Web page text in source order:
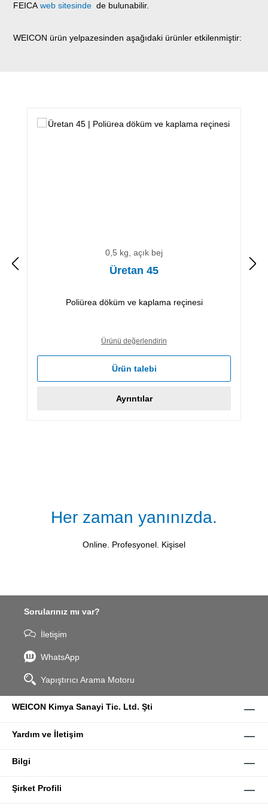
FEICAweb sitesinde de bulunabilir.
WEICON ürün yelpazesinden aşağıdaki ürünler etkilenmiştir:
0,5 kg, açık bej
Üretan 45
Poliürea döküm ve kaplama reçinesi
Ürünü değerlendirin
Ürün talebi
Ayrıntılar
Her zaman yanınızda.
Online. Profesyonel. Kişisel
Sorularınız mı var?
İletişim
WhatsApp
Yapıştırıcı Arama Motoru
WEICON Kimya Sanayi Tic. Ltd. Şti
Yardım ve İletişim
Bilgi
Şirket Profili